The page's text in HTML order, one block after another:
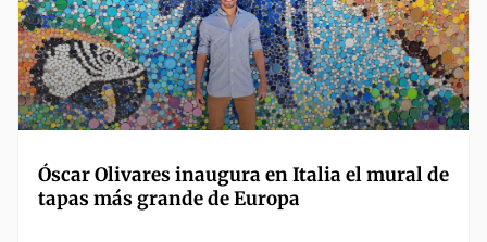
Óscar Olivares inaugura en Italia el mural de
tapas más grande de Europa